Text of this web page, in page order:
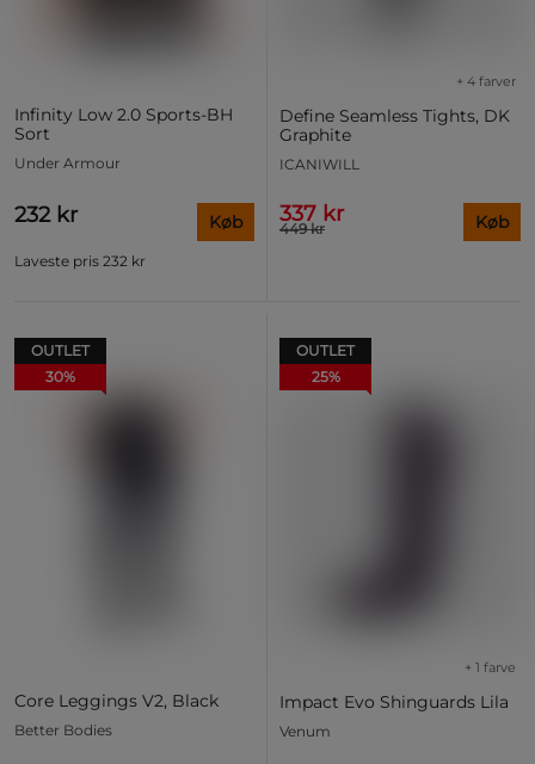
Infinity Low 2.0 Sports-BH
Sort
Under Armour
232 kr
Laveste pris 232 kr
Køb
Define Seamless Tights, DK
Graphite
+ 4 farver
ICANIWILL
337 kr
449 kr Køb
OUTLET
30%
Core Leggings V2, Black
Better Bodies
OUTLET
25%
Impact Evo Shinguards Lila
+ 1 farve
Venum